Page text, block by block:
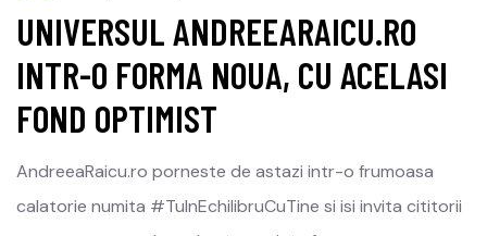
UNIVERSUL ANDREEARAICU.RO
INTR-O FORMA NOUA, CU ACELASI
FOND OPTIMIST
AndreeaRaicu.ro porneste de astazi intr-o frumoasa
calatorie numita #TuInEchilibruCuTine si isi invita cititorii